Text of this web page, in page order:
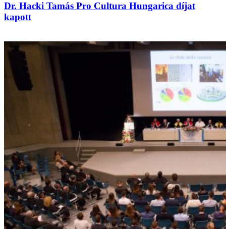
Dr. Hacki Tamás Pro Cultura Hungarica díjat
kapott